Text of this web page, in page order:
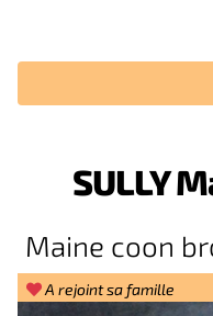
SULLY
Maine coon
A rejoint sa famille